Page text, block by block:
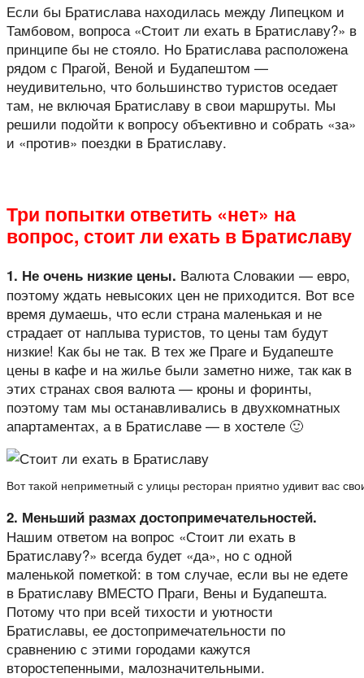
Если бы Братислава находилась между Липецком и
Тамбовом, вопроса «Стоит ли ехать в Братиславу?» в
принципе бы не стояло. Но Братислава расположена
рядом с Прагой, Веной и Будапештом —
неудивительно, что большинство туристов оседает
там, не включая Братиславу в свои маршруты. Мы
решили подойти к вопросу объективно и собрать «за»
и «против» поездки в Братиславу.
Три попытки ответить «нет» на
вопрос, стоит ли ехать в Братиславу
1. Не очень низкие цены. Валюта Словакии — евро,
поэтому ждать невысоких цен не приходится. Вот все
время думаешь, что если страна маленькая и не
страдает от наплыва туристов, то цены там будут
низкие! Как бы не так. В тех же Праге и Будапеште
цены в кафе и на жилье были заметно ниже, так как в
этих странах своя валюта — кроны и форинты,
поэтому там мы останавливались в двухкомнатных
апартаментах, а в Братиславе — в хостеле 🙂
Вот такой неприметный с улицы ресторан приятно удивит вас
2. Меньший размах достопримечательностей.
Нашим ответом на вопрос «Стоит ли ехать в
Братиславу?» всегда будет «да», но с одной
маленькой пометкой: в том случае, если вы не едете
в Братиславу ВМЕСТО Праги, Вены и Будапешта.
Потому что при всей тихости и уютности
Братиславы, ее достопримечательности по
сравнению с этими городами кажутся
второстепенными, малозначительными.